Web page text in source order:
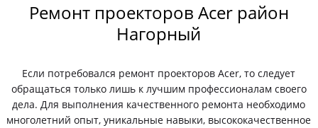
Ремонт проекторов Acer район
Нагорный
Если потребовался ремонт проекторов Acer, то следует
обращаться только лишь к лучшим профессионалам своего
дела. Для выполнения качественного ремонта необходимо
многолетний опыт, уникальные навыки, высококачественное